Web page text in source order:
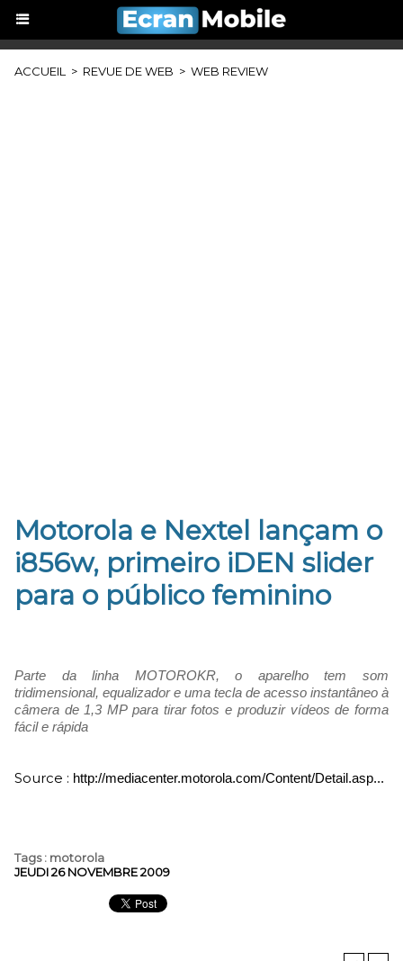
ACCUEIL > REVUE DE WEB > WEB REVIEW
Motorola e Nextel lançam o
i856w, primeiro iDEN slider
para o público feminino
Parte da linha MOTOROKR, o aparelho tem som
tridimensional, equalizador e uma tecla de acesso instantâneo à
câmera de 1,3 MP para tirar fotos e produzir vídeos de forma
fácil e rápida
Source : http://mediacenter.motorola.com/Content/Detail.asp...
Tags: motorola
JEUDI 26 NOVEMBRE 2009